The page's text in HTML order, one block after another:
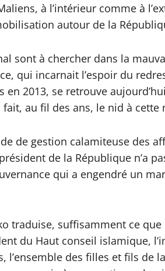
à l’intérieur comme à
autour de la
sont à chercher dans la
qui incarnait l’espoir du
en 2013, se retrouve
fait, au fil des ans, le nid à
de gestion calamiteuse des
de la République n’a
qui a engendré un
traduise, suffisamment ce
du Haut conseil islamique,
l’ensemble des filles et fils de